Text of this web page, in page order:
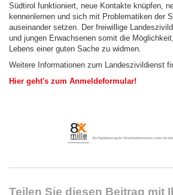
Südtirol funktioniert, neue Kontakte knüpfen,
kennenlernen und sich mit Problematiken der
auseinander setzen. Der freiwillige
und jungen Erwachsenen somit die
Lebens einer guten Sache zu widmen.
Weitere Informationen zum Landeszivildienst
Hier geht's zum Anmeldeformular!
Teilen Sie diesen Beitrag mit